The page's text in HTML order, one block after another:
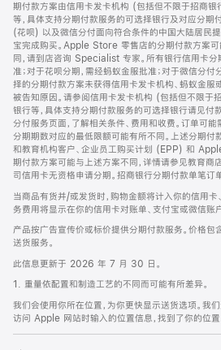
期付款方案由信用卡发卡机构 (包括但不限于招商银
等，具体支持分期付款服务的可选择银行及对应分期
(花呗) 以及微信分付面向符合条件的中国大陆居民
宝完成购买。Apple Store 零售店的分期付款方案
同，请到店咨询 Specialist 专家。所有银行信用卡
准；对于花呗分期，需经蚂蚁金服批准；对于微信分付
择的分期付款方案未获得信用卡发卡机构、蚂蚁金服
被告知原因。请参阅信用卡发卡机构 (包括但不限于
银行等，具体支持分期付款服务的可选择银行请见付
分付服务页面，了解相关条件、费用和收费。订单可
分期期数对应的最低限额可能有所不同。上述分期付
和教育机构客户、企业员工购买计划 (EPP) 和
期付款方案可能与上述方案不同，详情请参见教育商
司信用卡无资格申请分期。招商银行分期付款单笔
当商品有货并/或发货时，购物金额将计入你的信用卡
务费用将显示在你的信用卡对账单、支付宝或微信账户
产品按广告宣传价或标价提供分期付款服务。价格包
送货服务。
此信息更新于 2026 年 7 月 30 日。
1. 重量依配置和制造工艺的不同而可能有所差异。
我们会使用你所在位置，为你更快显示送货选项。我
访问 Apple 网站时输入的位置信息，找到了你的位置